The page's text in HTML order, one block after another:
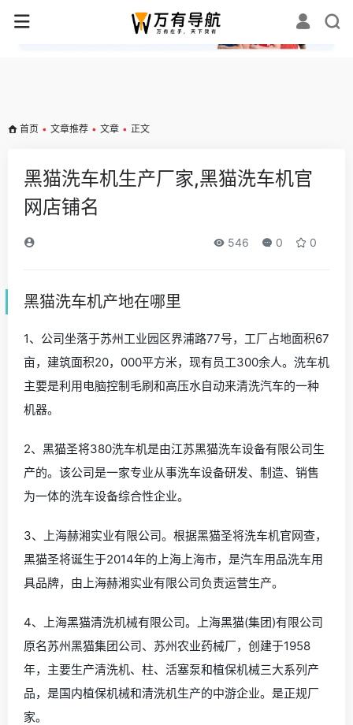
✕
首页 • 文章推荐 • 文章 • 正文
黑猫洗车机生产厂家,黑猫洗车机官
网店铺名
546 0 0
黑猫洗车机产地在哪里
1、公司坐落于苏州工业园区界浦路77号，工厂占地面积67
亩，建筑面积20，000平方米，现有员工300余人。洗车机
主要是利用电脑控制毛刷和高压水自动来清洗汽车的一种
机器。
2、黑猫圣将380洗车机是由江苏黑猫洗车设备有限公司生
产的。该公司是一家专业从事洗车设备研发、制造、销售
为一体的洗车设备综合性企业。
3、上海赫湘实业有限公司。根据黑猫圣将洗车机官网查，
黑猫圣将诞生于2014年的上海上海市，是汽车用品洗车用
具品牌，由上海赫湘实业有限公司负责运营生产。
4、上海黑猫清洗机械有限公司。上海黑猫(集团)有限公司
原名苏州黑猫集团公司、苏州农业药械厂，创建于1958
年，主要生产清洗机、柱、活塞泵和植保机械三大系列产
品，是国内植保机械和清洗机生产的中游企业。是正规厂
家。